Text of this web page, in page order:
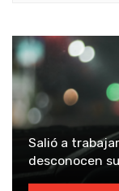
Salió a
desconocen